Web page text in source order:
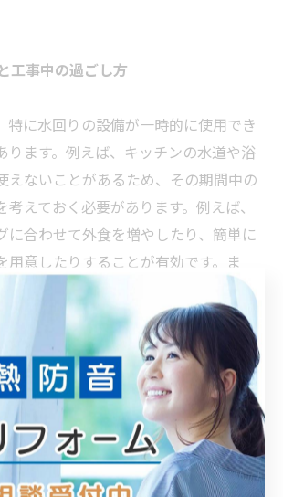
工事中の過ごし方
特に水回りの設備が一時的に使用でき
ります。例えば、キッチンの水道や浴
えないことがあるため、その期間中の
えておく必要があります。例えば、
に合わせて外食を増やしたり、簡単に
用意したりすることが有効です。ま
用できない期間には、近くの銭湯やシ
用する方法も考えられます。
される中で快適に過ごす方法
に工事が長期間にわたる場合、家具の
整頓が必要になります。これにより、
くなり、物理的な制約を感じることが